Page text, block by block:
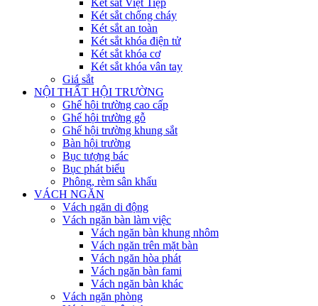
Két sắt Việt Tiệp
Két sắt chống cháy
Két sắt an toàn
Két sắt khóa điện tử
Két sắt khóa cơ
Két sắt khóa vân tay
Giá sắt
NỘI THẤT HỘI TRƯỜNG
Ghế hội trường cao cấp
Ghế hội trường gỗ
Ghế hội trường khung sắt
Bàn hội trường
Bục tượng bác
Bục phát biểu
Phông, rèm sân khấu
VÁCH NGĂN
Vách ngăn di động
Vách ngăn bàn làm việc
Vách ngăn bàn khung nhôm
Vách ngăn trên mặt bàn
Vách ngăn hòa phát
Vách ngăn bàn fami
Vách ngăn bàn khác
Vách ngăn phòng